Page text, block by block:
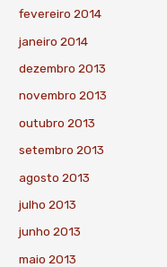
fevereiro 2014
janeiro 2014
dezembro 2013
novembro 2013
outubro 2013
setembro 2013
agosto 2013
julho 2013
junho 2013
maio 2013